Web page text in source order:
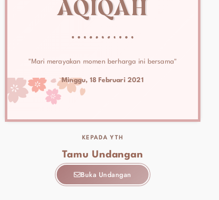
AQIQAH
"Mari merayakan momen berharga ini bersama"
Minggu, 18 Februari 2021
KEPADA YTH
Tamu Undangan
Buka Undangan